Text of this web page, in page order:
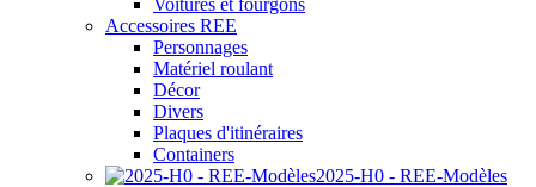
Voitures et fourgons
Accessoires REE
Personnages
Matériel roulant
Décor
Divers
Plaques d'itinéraires
Containers
2025-H0 - REE-Modèles